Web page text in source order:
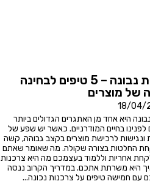
צרכנות נבונה – 5 טיפים לבחינה
של מוצרים
18/04/
היא אחד מן האתגרים הגדולים ביותר
לפנינו בחיים המודרניים. כאשר יש שפע של
ונגישות לרכישת מוצרים בקצב גבוהה, קשה
החלטות בצורה שקולה. מה שאומר שאתם
אחריות וללמוד בעצמכם מה היא צרכנות
היא משרתת אתכם. במדריך הקרוב ננסה
עם חמישה טיפים על צרכנות נכונה...